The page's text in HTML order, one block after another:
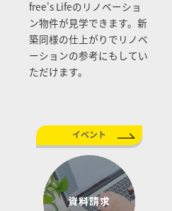
free's Lifeのリノベーショ
ン物件が見学できます。新
築同様の仕上がりでリノベ
ーションの参考にもしてい
ただけます。
イベント